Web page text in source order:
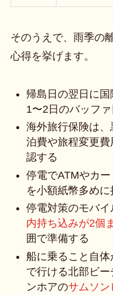
そのうえで、雨季の
心得を挙げます。
帰島日の翌日に
1〜2日のバッファ
海外旅行保険は
泊費や旅程変更
認する
停電でATMやカ
を小額紙幣多めに
停電対策のモバイ
内持ち込みが2個
囲で準備する
船に乗ること自
で行ける北部ビ
ンホアのサムソン